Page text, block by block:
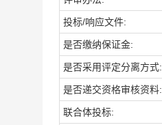
投标/响应文件:
是否缴纳保证金:
是否采用评定分离方式:
是否递交资格审核资料:
联合体投标: